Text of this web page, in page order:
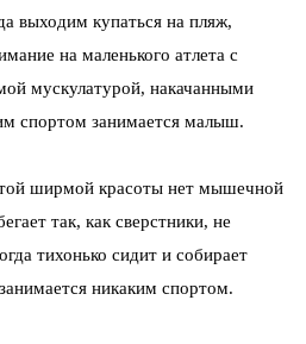
выходим купаться на пляж,
на маленького атлета с
мускулатурой, накачанными
спортом занимается малыш.
ширмой красоты нет мышечной
так, как сверстники, не
тихонько сидит и собирает
никаким спортом.